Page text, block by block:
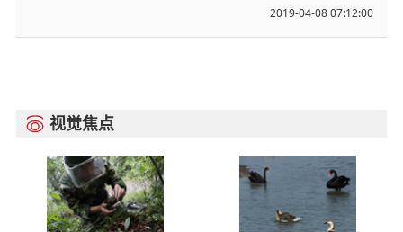
2019-04-08 07:12:00
 视觉焦点